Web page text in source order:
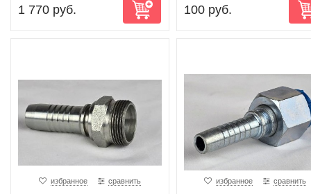
1 770 руб. 100 руб.
избранное сравнить избранное сравнить